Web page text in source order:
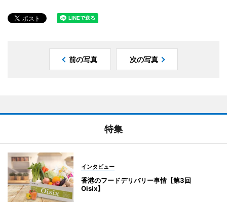
前の写真 次の写真
特集
インタビュー
香港のフードデリバリー事情【第3回
Oisix】